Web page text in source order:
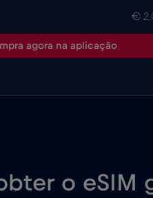
€
agora na aplicação
o eSIM